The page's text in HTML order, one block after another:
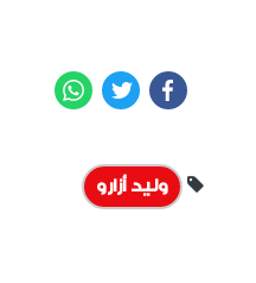
Facebook
Twitter
وليد أزارو